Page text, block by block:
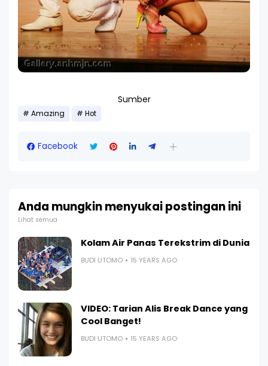
Sumber
Amazing Hot
Facebook
Anda mungkin menyukai postingan ini
Lihat semua
Kolam Air Panas Terekstrim di Dunia
BUDI UTOMO 15 YEARS AGO
VIDEO: Tarian Alis Break Dance yang
Cool Banget!
BUDI UTOMO 15 YEARS AGO